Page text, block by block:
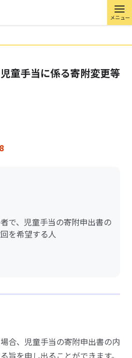
メニュー
童手当に係る寄附変更等
で、児童手当の寄附申出書の
を希望する人
合、児童手当の寄附申出書の内
旨を申し出ることができます。